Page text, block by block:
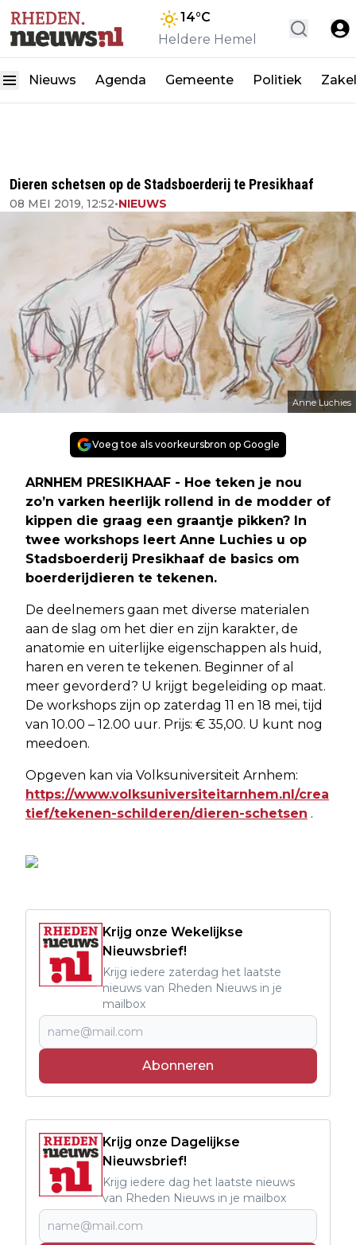
14°C
Heldere Hemel
Nieuws Agenda Gemeente Politiek
Dieren schetsen op de Stadsboerderij te Presikhaaf
08 MEI 2019, 12:52•NIEUWS
Anne Luchies
Voeg toe als voorkeursbron op Google
ARNHEM PRESIKHAAF - Hoe teken je nou
zo’n varken heerlijk rollend in de modder of
kippen die graag een graantje pikken? In
twee workshops leert Anne Luchies u op
Stadsboerderij Presikhaaf de basics om
boerderijdieren te tekenen.
De deelnemers gaan met diverse materialen
aan de slag om het dier en zijn karakter, de
anatomie en uiterlijke eigenschappen als huid,
haren en veren te tekenen. Beginner of al
meer gevorderd? U krijgt begeleiding op maat.
De workshops zijn op zaterdag 11 en 18 mei, tijd
van 10.00 – 12.00 uur. Prijs: € 35,00. U kunt nog
meedoen.
Opgeven kan via Volksuniversiteit Arnhem:
https://www.volksuniversiteitarnhem.nl/crea
tief/tekenen-schilderen/dieren-schetsen .
Krijg onze Wekelijkse
Nieuwsbrief!
Krijg iedere zaterdag het laatste
nieuws van Rheden Nieuws in je
mailbox
Abonneren
Krijg onze Dagelijkse
Nieuwsbrief!
Krijg iedere dag het laatste nieuws
van Rheden Nieuws in je mailbox